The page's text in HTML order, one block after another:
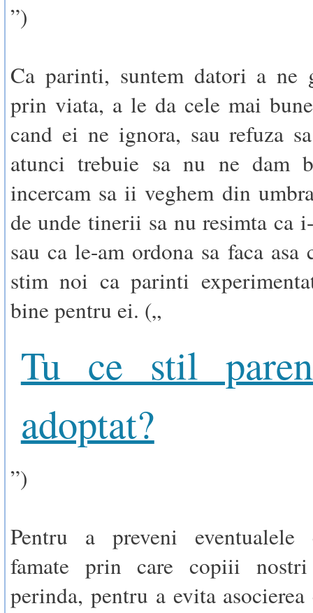
”)
Ca parinti, suntem datori a ne
prin viata, a le da cele mai
cand ei ne ignora, sau refuza
atunci trebuie sa nu ne dam
incercam sa ii veghem din
de unde tinerii sa nu resimta ca
sau ca le-am ordona sa faca asa
stim noi ca parinti
bine pentru ei. („
Tu ce stil
adoptat?
”)
Pentru a preveni eventualele
famate prin care copiii
perinda, pentru a evita asocierea